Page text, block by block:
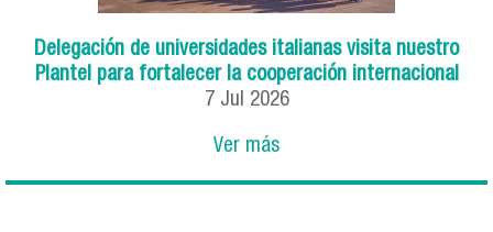
Delegación de universidades italianas visita nuestro
Plantel para fortalecer la cooperación internacional
7 Jul 2026
Ver más